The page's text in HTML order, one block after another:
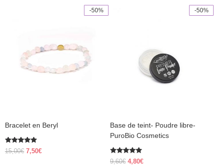
-50%
Bracelet en Beryl
Rated
5.00
15,00€ Original
7,50€Current
-50%
Base de teint- Poudre libre-
PuroBio Cosmetics
Rated
5.00
9,60€ Original
4,80€Current